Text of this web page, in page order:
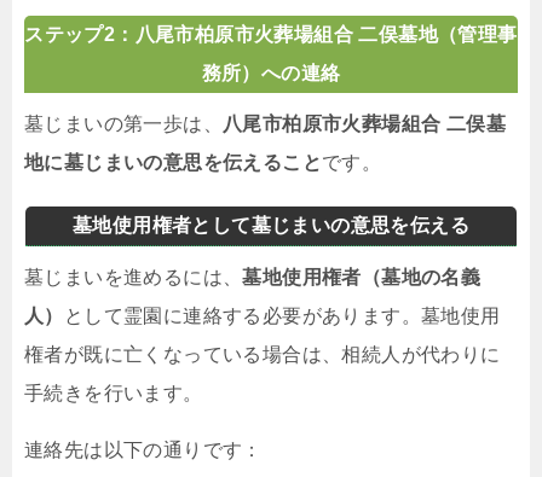
ステップ2：八尾市柏原市火葬場組合 二俣墓地（管理事
務所）への連絡
墓じまいの第一歩は、
八尾市柏原市火葬場組合 二俣墓
地に墓じまいの意思を伝えることです。
墓地使用権者として墓じまいの意思を伝える
墓じまいを進めるには、墓地使用権者（墓地の名義
人）
として霊園に連絡する必要があります。墓地使用
権者が既に亡くなっている場合は、相続人が代わりに
手続きを行います。
連絡先は以下の通りです：